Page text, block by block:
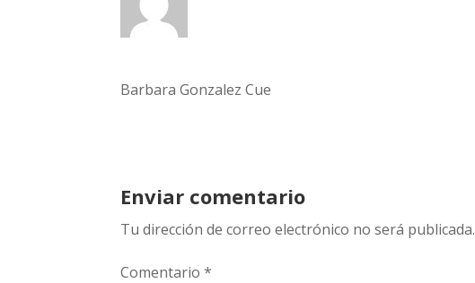
Barbara Gonzalez Cue
Enviar comentario
Tu dirección de correo electrónico no será publicada.
Comentario*